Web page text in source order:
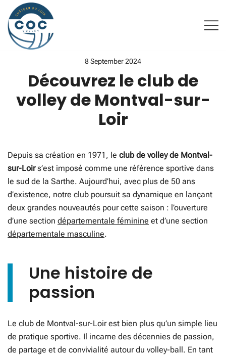
content
COC VOLLEYBALL – MONTVAL-SUR-LOIR
8 September 2024
Découvrez le club de
volley de Montval-sur-
Loir
Depuis sa création en 1971, le club de volley de Montval-
sur-Loirs’est imposé comme une référence sportive dans
le sud de la Sarthe. Aujourd’hui, avec plus de 50 ans
d’existence, notre club poursuit sa dynamique en lançant
deux grandes nouveautés pour cette saison : l’ouverture
d’une section départementale féminine et d’une section
départementale masculine.
Une histoire de
passion
Le club de Montval-sur-Loir est bien plus qu’un simple lieu
de pratique sportive. Il incarne des décennies de passion,
de partage et de convivialité autour du volley-ball. En tant